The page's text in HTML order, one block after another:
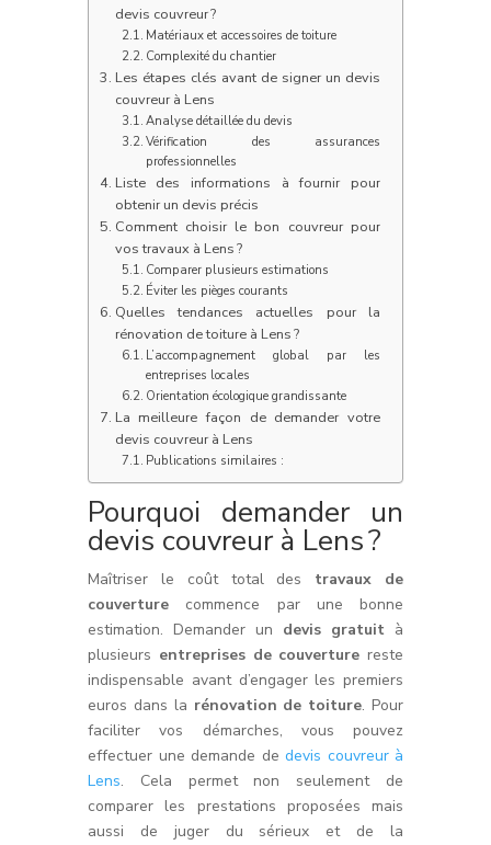
devis couvreur ?
Matériaux et accessoires de toiture
Complexité du chantier
Les étapes clés avant de signer un devis
couvreur à Lens
Analyse détaillée du devis
Vérification des assurances
professionnelles
Liste des informations à fournir pour
obtenir un devis précis
Comment choisir le bon couvreur pour
vos travaux à Lens ?
Comparer plusieurs estimations
Éviter les pièges courants
Quelles tendances actuelles pour la
rénovation de toiture à Lens ?
L’accompagnement global par les
entreprises locales
Orientation écologique grandissante
La meilleure façon de demander votre
devis couvreur à Lens
Publications similaires :
Pourquoi demander un
devis couvreur à Lens ?
Maîtriser le coût total des travaux de
couverture commence par une bonne
estimation. Demander un devis gratuit à
plusieurs entreprises de couverture reste
indispensable avant d’engager les premiers
euros dans la rénovation de toiture. Pour
faciliter vos démarches, vous pouvez
effectuer une demande de devis couvreur à
Lens. Cela permet non seulement de
comparer les prestations proposées mais
aussi de juger du sérieux et de la